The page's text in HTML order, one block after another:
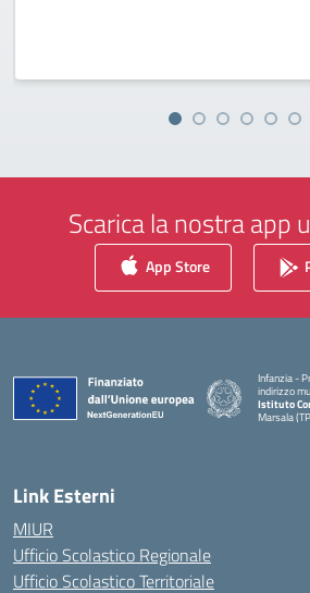
Scarica la nostra app
App Store
Infanzia -
indirizzo
Istituto
Marsala
Link Esterni
MIUR
Ufficio Scolastico Regionale
Ufficio Scolastico Territoriale